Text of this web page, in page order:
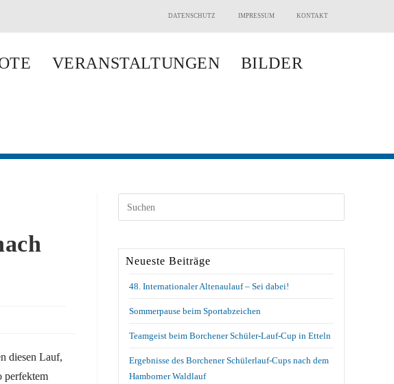
DATENSCHUTZ IMPRESSUM KONTAKT
VERANSTALTUNGEN BILDER
diesen Lauf,
perfektem
Neueste Beiträge
48. Internationaler Altenaulauf – Sei dabei!
Sommerpause beim Sportabzeichen
Teamgeist beim Borchener Schüler-Lauf-Cup in Etteln
Ergebnisse des Borchener Schülerlauf-Cups nach dem
Hamborner Waldlauf